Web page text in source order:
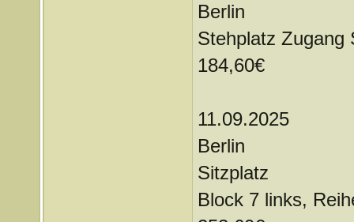
Berlin
Stehplatz Zugang
184,60€
11.09.2025
Berlin
Sitzplatz
Block 7 links,